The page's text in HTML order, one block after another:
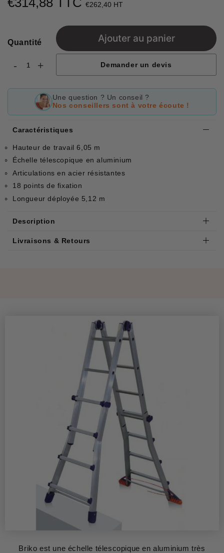
€262,40 HT
Quantité
- +
Ajouter au panier
Demander un devis
Une question ? Un conseil ?
Nos conseillers sont à votre écoute !
Caractéristiques
Hauteur de travail 6,05 m
Échelle télescopique en aluminium
Articulations en acier résistantes
18 points de fixation
Longueur déployée 5,12 m
Description
Livraisons & Retours
Briko est une échelle télescopique en aluminium très